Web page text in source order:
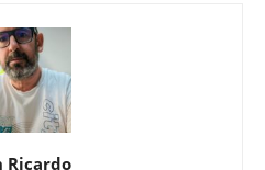
Ricardo